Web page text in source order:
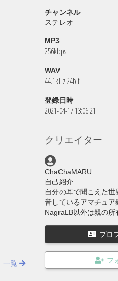
一覧
チャンネル
ステレオ
MP3
256kbps
WAV
44.1kHz 24bit
登録日時
2021-04-17 13:06:21
クリエイター
ChaChaMARU
自己紹介
自分の耳で聞こえた
音しているアマチュア
NagraLB以外は親の所
（10号用アダプタ－
48（ヘッドホン）、
m)、ウィンドスクリ
プロ